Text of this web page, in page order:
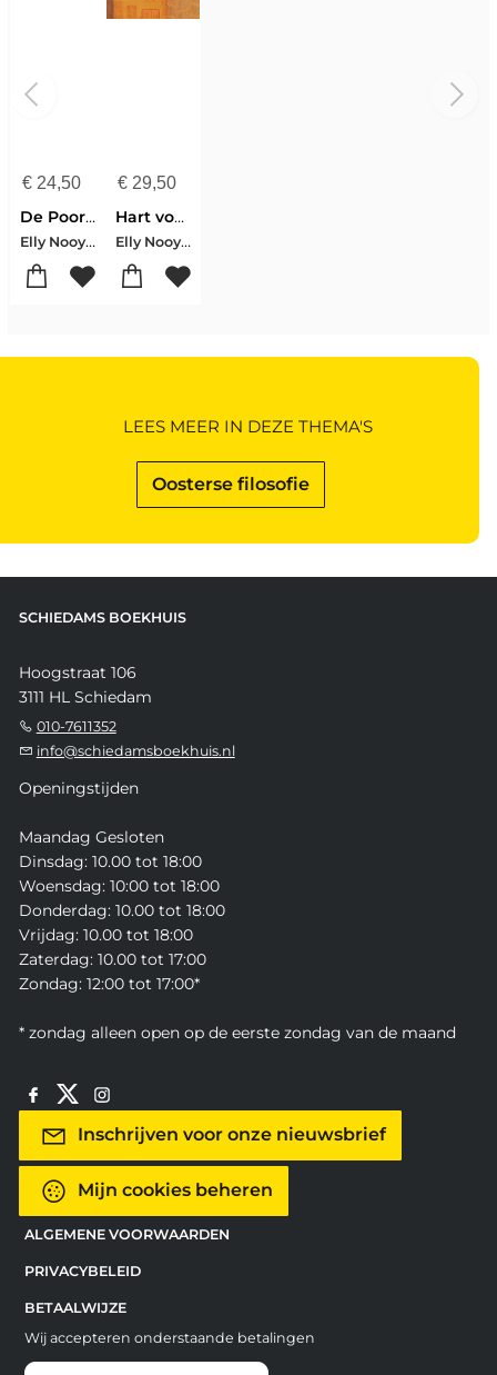
€24,50
De Poortwachter
Elly Nooyen
€29,50
Hart voor Tao
Elly Nooyen
Oosterse filosofie
LEES MEER IN DEZE THEMA'S
SCHIEDAMS BOEKHUIS
Hoogstraat 106
3111 HL Schiedam
010-7611352
info@schiedamsboekhuis.nl
Openingstijden
Maandag Gesloten
Dinsdag: 10.00 tot 18:00
Woensdag: 10:00 tot 18:00
Donderdag: 10.00 tot 18:00
Vrijdag: 10.00 tot 18:00
Zaterdag: 10.00 tot 17:00
Zondag: 12:00 tot 17:00*
* zondag alleen open op de eerste zondag van de maand
Inschrijven voor onze nieuwsbrief
Mijn cookies beheren
ALGEMENE VOORWAARDEN
PRIVACYBELEID
BETAALWIJZE
Wij accepteren onderstaande betalingen